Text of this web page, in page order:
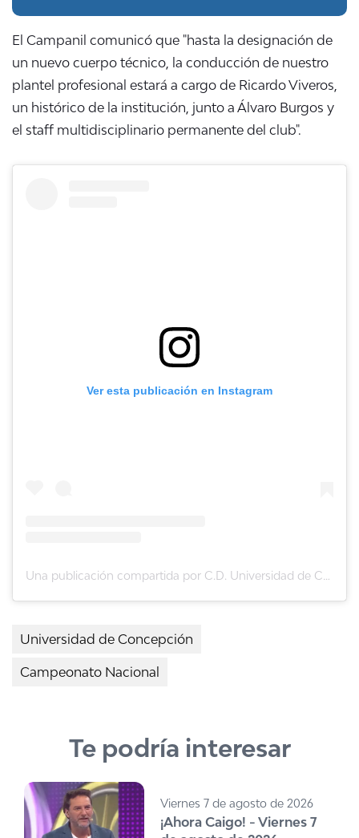
El Campanil comunicó que "hasta la designación de
un nuevo cuerpo técnico, la conducción de nuestro
plantel profesional estará a cargo de Ricardo Viveros,
un histórico de la institución, junto a Álvaro Burgos y
el staff multidisciplinario permanente del club".
Ver esta publicación en Instagram
Una publicación compartida por C.D. Universidad de Concepción (@futboludec)
Universidad de Concepción
Campeonato Nacional
Te podría interesar
Viernes 7 de agosto de 2026
¡Ahora Caigo! - Viernes 7